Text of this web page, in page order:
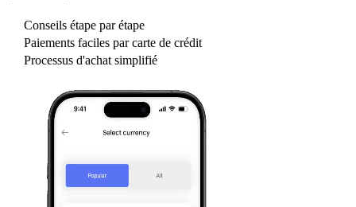
Conseils étape par étape
Paiements faciles par carte de crédit
Processus d'achat simplifié